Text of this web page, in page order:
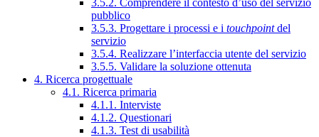
3.5.2. Comprendere il contesto d’uso del servizio
pubblico
3.5.3. Progettare i processi e i touchpointdel
servizio
3.5.4. Realizzare l’interfaccia utente del servizio
3.5.5. Validare la soluzione ottenuta
4. Ricerca progettuale
4.1. Ricerca primaria
4.1.1. Interviste
4.1.2. Questionari
4.1.3. Test di usabilità